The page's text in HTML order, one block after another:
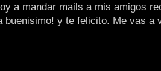
a mandar mails a mis amigos
buenisimo! y te felicito. Me vas a